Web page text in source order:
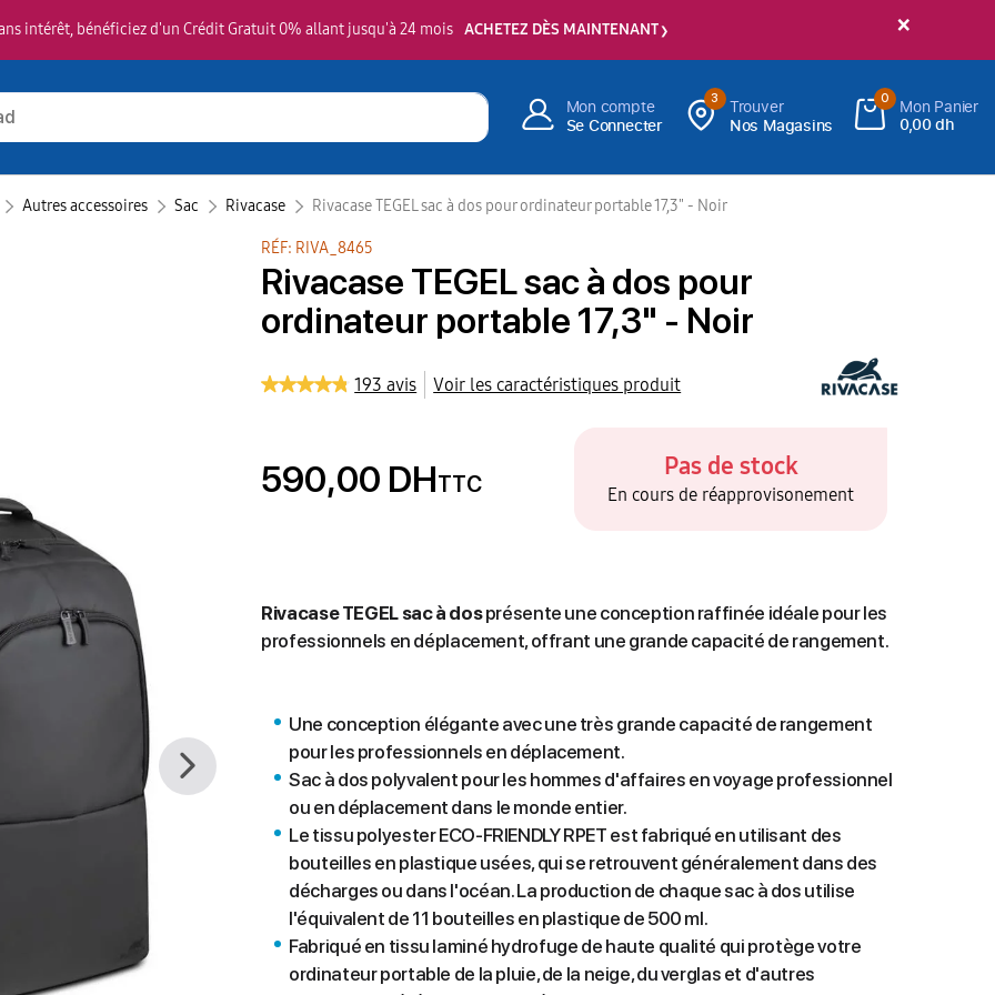
×
intérêt, bénéficiez d'un Crédit Gratuit 0% allant jusqu'à 24 mois ACHETEZ DÈS MAINTENANT
Mon compte
Se Connecter
3
Trouver
Nos Magasins
0
Mon Panier
0,00 dh
Autres accessoires Sac Rivacase‎ Rivacase TEGEL sac à dos pour ordinateur portable 17,3" - Noir
RÉF: RIVA_8465
Rivacase TEGEL sac à dos pour
ordinateur portable 17,3" - Noir
193 avis Voir les caractéristiques produit
590,00 DHTTC
Pas de stock
En cours de réapprovisonement
Rivacase TEGEL sac à dosprésente une conception raffinée idéale pour les
professionnels en déplacement, offrant une grande capacité de rangement.
Une conception élégante avec une très grande capacité de rangement
pour les professionnels en déplacement.
Sac à dos polyvalent pour les hommes d'affaires en voyage professionnel
ou en déplacement dans le monde entier.
Le tissu polyester ECO-FRIENDLY RPET est fabriqué en utilisant des
bouteilles en plastique usées, qui se retrouvent généralement dans des
décharges ou dans l'océan. La production de chaque sac à dos utilise
l'équivalent de 11 bouteilles en plastique de 500 ml.
Fabriqué en tissu laminé hydrofuge de haute qualité qui protège votre
ordinateur portable de la pluie, de la neige, du verglas et d'autres